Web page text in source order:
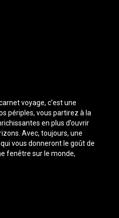
voyage, c’est une
périples, vous partirez à la
en plus d’ouvrir
Avec, toujours, une
vous donneront le goût de
fenêtre sur le monde,